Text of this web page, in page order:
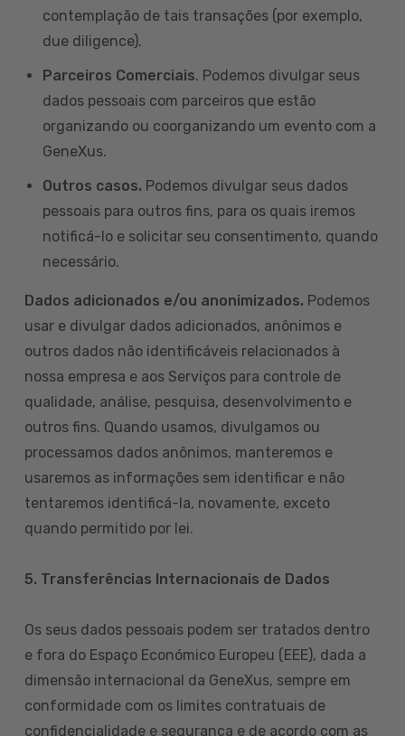
contemplação de tais transações (por exemplo,
due diligence).
Parceiros Comerciais. Podemos divulgar seus
dados pessoais com parceiros que estão
organizando ou coorganizando um evento com a
GeneXus.
Outros casos. Podemos divulgar seus dados
pessoais para outros fins, para os quais iremos
notificá-lo e solicitar seu consentimento, quando
necessário.
Dados adicionados e/ou anonimizados. Podemos
usar e divulgar dados adicionados, anônimos e
outros dados não identificáveis relacionados à
nossa empresa e aos Serviços para controle de
qualidade, análise, pesquisa, desenvolvimento e
outros fins. Quando usamos, divulgamos ou
processamos dados anônimos, manteremos e
usaremos as informações sem identificar e não
tentaremos identificá-la, novamente, exceto
quando permitido por lei.
5. Transferências Internacionais de Dados
Os seus dados pessoais podem ser tratados dentro
e fora do Espaço Económico Europeu (EEE), dada a
dimensão internacional da GeneXus, sempre em
conformidade com os limites contratuais de
confidencialidade e segurança e de acordo com as